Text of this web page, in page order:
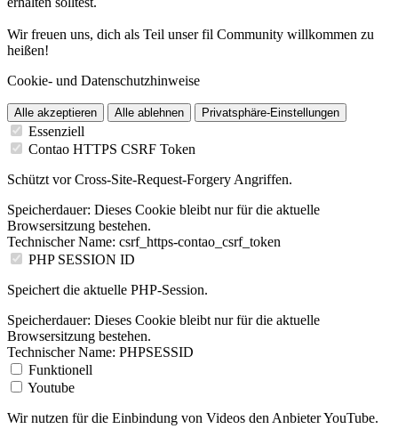
Wir freuen uns, dich als Teil unser fil Community willkommen zu
heißen!
Cookie- und Datenschutzhinweise
Alle akzeptieren Alle ablehnen Privatsphäre-Einstellungen
Essenziell
Contao HTTPS CSRF Token
Schützt vor Cross-Site-Request-Forgery Angriffen.
Speicherdauer: Dieses Cookie bleibt nur für die aktuelle
Browsersitzung bestehen.
Technischer Name: csrf_https-contao_csrf_token
PHP SESSION ID
Speichert die aktuelle PHP-Session.
Speicherdauer: Dieses Cookie bleibt nur für die aktuelle
Browsersitzung bestehen.
Technischer Name: PHPSESSID
Funktionell
Youtube
Wir nutzen für die Einbindung von Videos den Anbieter YouTube.